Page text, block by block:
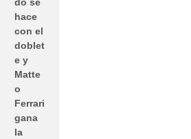
hace
con el
doblet
e y
Matte
o
Ferrari
gana
la